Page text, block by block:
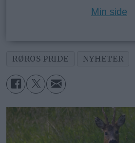
Min side
RØROS PRIDE NYHETER